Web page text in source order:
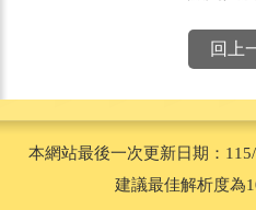
回上
本網站最後一次更新日期：
建議最佳解析度為